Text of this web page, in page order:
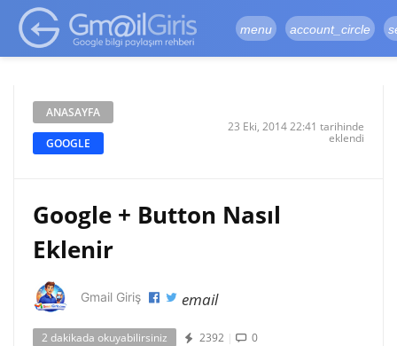
google-site-
verification=vqSI0upH550kabR5X8xpjMYieaXmuBueYgCJBW3uetM
menu account_circle
ANASAYFA
GOOGLE
23 Eki, 2014 22:41 tarihinde
eklendi
Google + Button Nasıl
Eklenir
Gmail Giriş email
2 dakikada okuyabilirsiniz 2392 | 0